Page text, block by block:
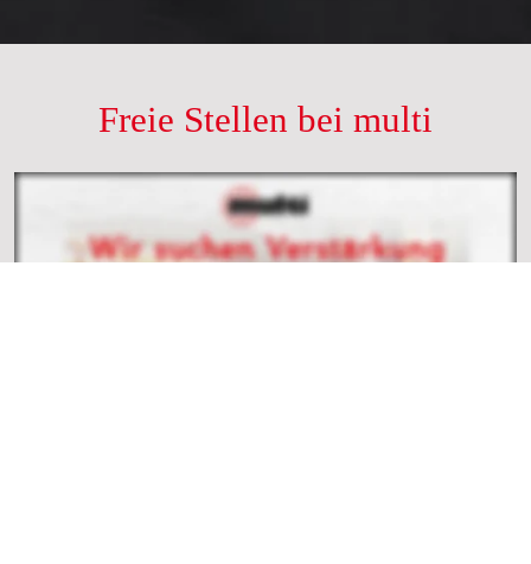
Freie Stellen bei multi